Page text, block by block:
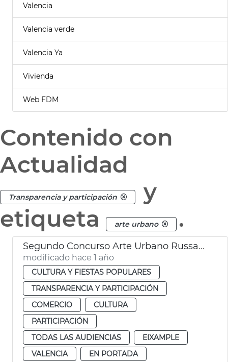
Valencia
Valencia verde
Valencia Ya
Vivienda
Web FDM
Contenido con
Actualidad
Transparencia y participación
y
etiqueta
arte urbano .
Segundo Concurso Arte Urbano Russafa Ayuntamiento Valéncia
modificado hace 1 año
CULTURA Y FIESTAS POPULARES
TRANSPARENCIA Y PARTICIPACIÓN
COMERCIO
CULTURA
PARTICIPACIÓN
TODAS LAS AUDIENCIAS
EIXAMPLE
VALENCIA
EN PORTADA